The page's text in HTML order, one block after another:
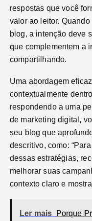
respostas que você
valor ao leitor.
blog, a intenção deve
que complementem a
compartilhando.
Uma abordagem
contextualmente
respondendo a uma
de marketing digital,
seu blog que
descritivo, como:
dessas estratégias,
melhorar suas
contexto claro e
Ler mais
Porque